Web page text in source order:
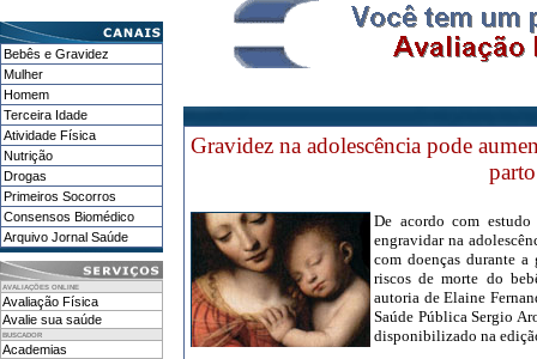
Bebês e Gravidez
Mulher
Homem
Terceira Idade
Atividade Física
Nutrição
Drogas
Primeiros Socorros
Consensos Biomédico
Arquivo Jornal Saúde
AVALIAÇÕES ONLINE
Avaliação Física
Avalie sua saúde
BUSCADOR
Academias
Gravidez na adolescência pode
parto
De acordo com
engravidar na
com doenças durante a
riscos de morte do
autoria de Elaine
Saúde Pública Sergio
disponibilizado na